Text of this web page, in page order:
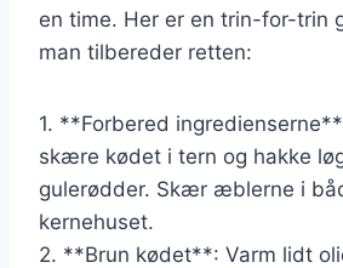
en time. Her er en trin-for-trin
man tilbereder retten:
1. **Forbered
skære kødet i tern og hakke
gulerødder. Skær æblerne i
kernehuset.
2. **Brun kødet**: Varm lidt